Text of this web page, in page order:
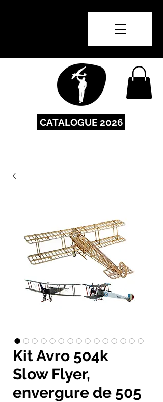
CATALOGUE 2026
Kit Avro 504k
Slow Flyer,
envergure de 505